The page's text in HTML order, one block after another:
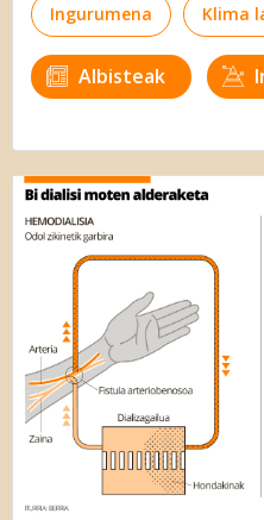
Ingurumena Klima
Albisteak